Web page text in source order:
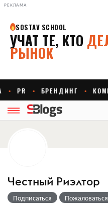
РЕКЛАМА
Честный Риэлтор
Подписаться Пожаловаться